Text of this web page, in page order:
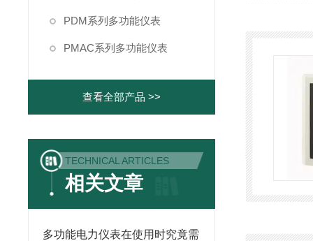
PDM系列多功能仪表
PMAC系列多功能仪表
查看全部产品 >>
TECHNICAL ARTICLES
相关文章
多功能电力仪表在使用时究竟需